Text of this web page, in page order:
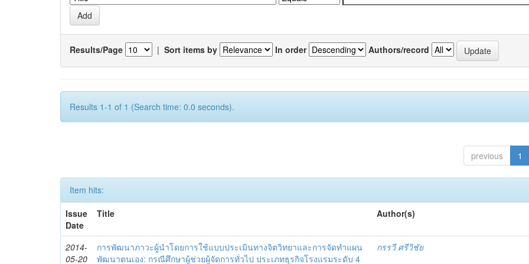
Results/Page | Sort items by In order Authors/record
Results 1-1 of 1 (Search time: 0.0 seconds).
previous 1
Item hits:
Issue
Date
Title Author(s)
2014-
05-20
การพัฒนาภาวะผู้นำโดยการใช้แบบประเมินทางจิตวิทยาและการจัดทำแผน
พัฒนาตนเอง: กรณีศึกษาผู้ช่วยผู้จัดการทั่วไป ประเภทธุรกิจโรงแรมระดับ 4
กรรวี ศรีวิชัย